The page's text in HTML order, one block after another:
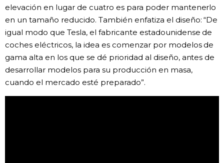
elevación en lugar de cuatro es para poder mantenerlo
en un tamaño reducido. También enfatiza el diseño: “De
igual modo que Tesla, el fabricante estadounidense de
coches eléctricos, la idea es comenzar por modelos de
gama alta en los que se dé prioridad al diseño, antes de
desarrollar modelos para su producción en masa,
cuando el mercado esté preparado”.